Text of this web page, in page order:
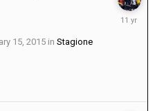
15, 2015 in Stagione
January